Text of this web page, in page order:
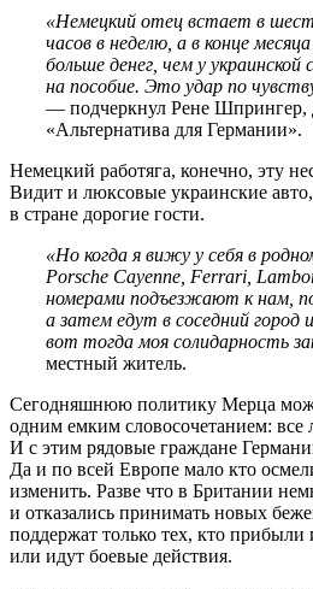
«Немецкий отец встает в
часов в неделю, а в конце
больше денег, чем у
на пособие. Это удар по
— подчеркнул Рене Шпрингер,
«Альтернатива для Германии».
Немецкий работяга, конечно, эту
Видит и люксовые украинские
в стране дорогие гости.
«Но когда я вижу у себя в
Porsche Cayenne, Ferrari,
номерами подъезжают к нам,
а затем едут в соседний город
вот тогда моя солидарность
местный житель.
Сегодняшнюю политику Мерца
одним емким словосочетанием:
И с этим рядовые граждане
Да и по всей Европе мало кто
изменить. Разве что в Британии
и отказались принимать новых
поддержат только тех, кто прибыли
или идут боевые действия.